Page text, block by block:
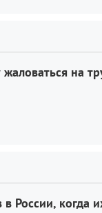
на
России, когда